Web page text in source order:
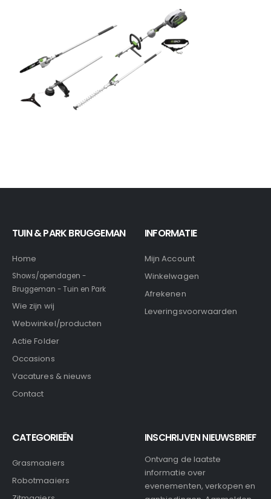
TUIN & PARK BRUGGEMAN
Home
Shows/opendagen -
Bruggeman - Tuin en Park
Wie zijn wij
Webwinkel/producten
Actie Folder
Occasions
Vacatures & nieuws
Contact
INFORMATIE
Mijn Account
Winkelwagen
Afrekenen
Leveringsvoorwaarden
CATEGORIEËN
Grasmaaiers
Robotmaaiers
INSCHRIJVEN NIEUWSBRIEF
Ontvang de laatste
informatie over
evenementen, verkopen en